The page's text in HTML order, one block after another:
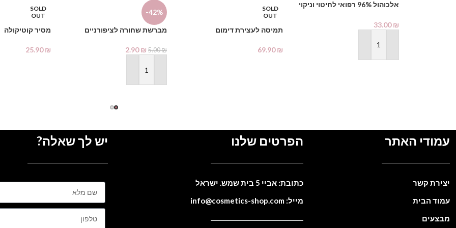
אלכוהול 96% רפואי לחיטוי וניקוי
Alcohol
33.00₪
הוספה לסל
SOLD
OUT
תמיסה לעצירת דימום
69.90₪
-42%
מברשת שחורה לציפורניים
5.00₪
2.90₪
הוספה לסל
SOLD
OUT
מסיר קוטיקולה
25.90₪
עמודי האתר
יצירת קשר
עמוד הבית
מבצעים
הפרטים שלנו
כתובת: אביי 5 בית שמש. ישראל
מייל: info@cosmetics-shop.com
יש לך שאלה?